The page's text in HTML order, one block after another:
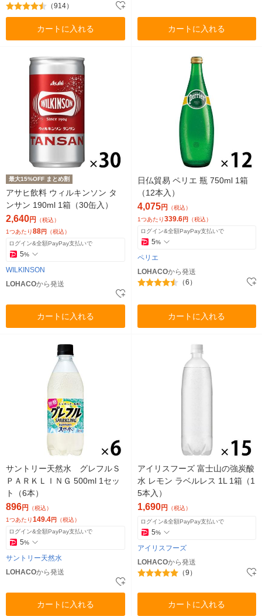
（914）
カートに入れる カートに入れる
最大15%OFF まとめ割
アサヒ飲料 ウィルキンソン タ
ンサン 190ml 1箱（30缶入）
2,640円
（税込）
1つあたり88円 （税込）
ログイン&全額PayPay支払いで
5%
WILKINSON
LOHACOから発送
カートに入れる
日仏貿易 ペリエ 瓶 750ml 1箱
（12本入）
4,075円
（税込）
1つあたり339.6円 （税込）
ログイン&全額PayPay支払いで
5%
ペリエ
LOHACOから発送
（6）
カートに入れる
サントリー天然水 グレフルＳ
ＰＡＲＫＬＩＮＧ 500ml 1セッ
ト（6本）
896円 （税込）
1つあたり149.4円 （税込）
ログイン&全額PayPay支払いで
5%
サントリー天然水
LOHACOから発送
カートに入れる
アイリスフーズ 富士山の強炭酸
水 レモン ラベルレス 1L 1箱（1
5本入）
1,690円 （税込）
ログイン&全額PayPay支払いで
5%
アイリスフーズ
LOHACOから発送
（9）
カートに入れる